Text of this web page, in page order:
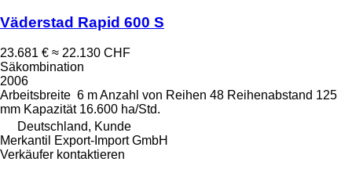
Väderstad Rapid 600 S
23.681 € ≈ 22.130 CHF
Säkombination
2006
Arbeitsbreite 6 mAnzahl von Reihen 48 Reihenabstand 125
mm Kapazität 16.600 ha/Std.
Deutschland, Kunde
Merkantil Export-Import GmbH
Verkäufer kontaktieren